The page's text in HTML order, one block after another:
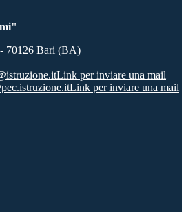
70126 Bari (BA)
Link per inviare una mail
Link per inviare una mail